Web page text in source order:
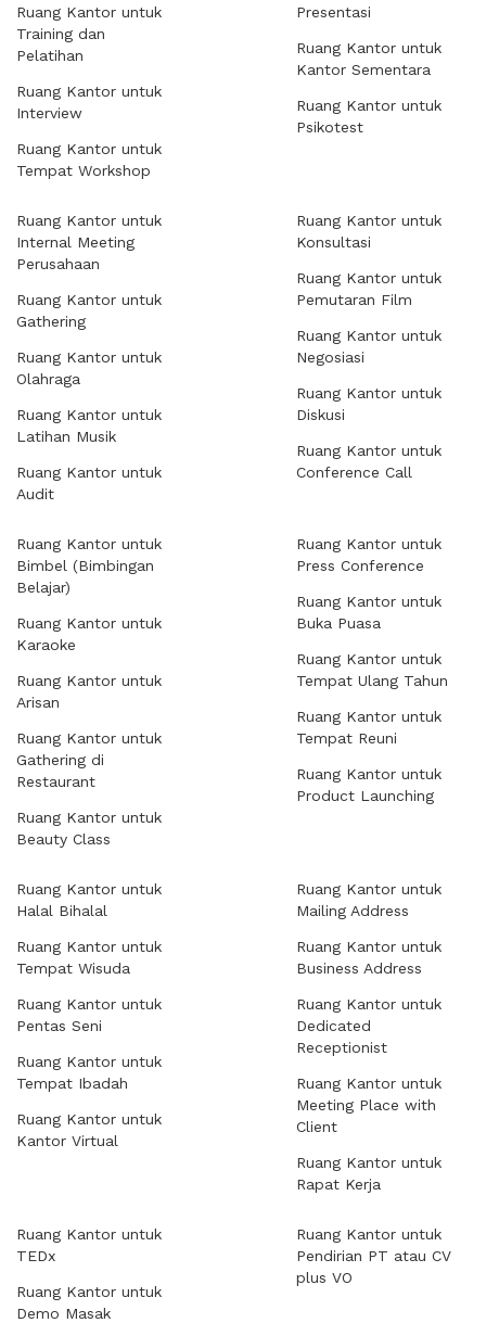
Ruang Kantor untuk
Training dan
Pelatihan
Ruang Kantor untuk
Interview
Ruang Kantor untuk
Tempat Workshop
Presentasi
Ruang Kantor untuk
Kantor Sementara
Ruang Kantor untuk
Psikotest
Ruang Kantor untuk
Internal Meeting
Perusahaan
Ruang Kantor untuk
Gathering
Ruang Kantor untuk
Olahraga
Ruang Kantor untuk
Latihan Musik
Ruang Kantor untuk
Audit
Ruang Kantor untuk
Konsultasi
Ruang Kantor untuk
Pemutaran Film
Ruang Kantor untuk
Negosiasi
Ruang Kantor untuk
Diskusi
Ruang Kantor untuk
Conference Call
Ruang Kantor untuk
Bimbel (Bimbingan
Belajar)
Ruang Kantor untuk
Karaoke
Ruang Kantor untuk
Arisan
Ruang Kantor untuk
Gathering di
Restaurant
Ruang Kantor untuk
Beauty Class
Ruang Kantor untuk
Press Conference
Ruang Kantor untuk
Buka Puasa
Ruang Kantor untuk
Tempat Ulang Tahun
Ruang Kantor untuk
Tempat Reuni
Ruang Kantor untuk
Product Launching
Ruang Kantor untuk
Halal Bihalal
Ruang Kantor untuk
Tempat Wisuda
Ruang Kantor untuk
Pentas Seni
Ruang Kantor untuk
Tempat Ibadah
Ruang Kantor untuk
Kantor Virtual
Ruang Kantor untuk
Mailing Address
Ruang Kantor untuk
Business Address
Ruang Kantor untuk
Dedicated
Receptionist
Ruang Kantor untuk
Meeting Place with
Client
Ruang Kantor untuk
Rapat Kerja
Ruang Kantor untuk
TEDx
Ruang Kantor untuk
Demo Masak
Ruang Kantor untuk
Pendirian PT atau CV
plus VO